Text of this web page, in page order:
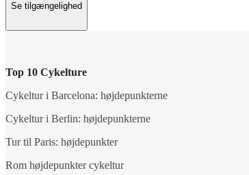
Se tilgængelighed
Top 10 Cykelture
Cykeltur i Barcelona: højdepunkterne
Cykeltur i Berlin: højdepunkterne
Tur til Paris: højdepunkter
Rom højdepunkter cykeltur